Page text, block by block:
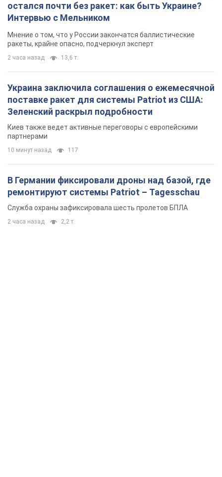
остался почти без ракет: как быть Украине?
Интервью с Мельником
Мнение о том, что у России закончатся баллистические
ракеты, крайне опасно, подчеркнул эксперт
2 часа назад 13,6 т.
Украина заключила соглашения о ежемесячной
поставке ракет для системы Patriot из США:
Зеленский раскрыл подробности
Киев также ведет активные переговоры с европейскими
партнерами
10 минут назад 117
В Германии фиксировали дроны над базой, где
ремонтируют системы Patriot – Tagesschau
Служба охраны зафиксировала шесть пролетов БПЛА
2 часа назад 2,2 т.